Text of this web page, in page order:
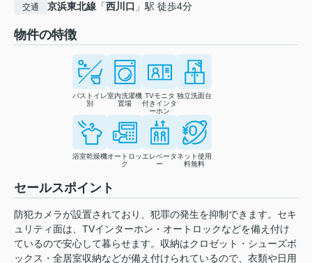
交通 京浜東北線 「西川口 」駅 徒歩4分
物件の特徴
バストイレ
別
室内洗濯機
置場
TVモニタ
付きインタ
ーホン
独立洗面台
浴室乾燥機オートロッ
ク
エレベータ
ー
ネット使用
料無料
セールスポイント
防犯カメラが設置されており、犯罪の発生を抑制できます。セキ
ュリティ面は、TVインターホン・オートロックなどを備え付け
ているので安心して暮らせます。収納はクロゼット・シューズボ
ックス・全居室収納などが備え付けられているので、衣類や日用